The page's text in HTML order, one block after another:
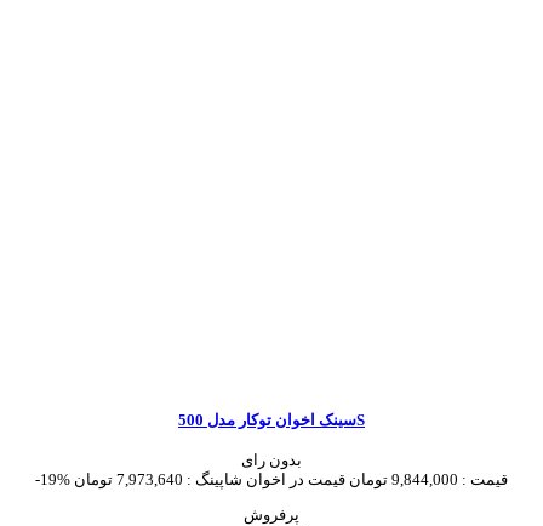
سینک اخوان توکار مدل 500S
بدون رای
-19%
قیمت : 9,844,000 تومان قیمت در اخوان شاپینگ : 7,973,640 تومان
پرفروش